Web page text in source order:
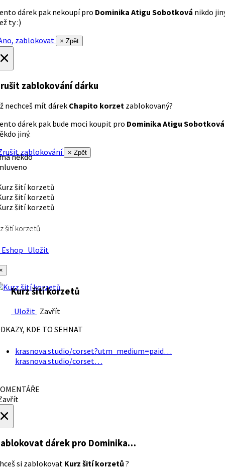
dárek pak nekoupí pro Dominika Atigu Sobotková nikdo
ty :)
zablokovat
× Zpět
zablokování dárku
nechceš mít dárek Chapito korzet zablokovaný?
dárek pak bude moci koupit pro Dominika Atigu Sobotková
jiný.
zablokování
× Zpět
někdo
šití korzetů
Uložit
Kurz šití korzetů
Uložit Zavřít
KDE TO SEHNAT
krasnova.studio/corset?utm_medium=paid…
krasnova.studio/corset…
dárek pro Dominika…
si zablokovat Kurz šití korzetů ?